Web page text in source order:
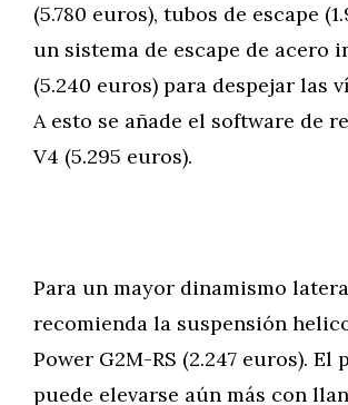
(5.780 euros), tubos de escape
un sistema de escape de acero
(5.240 euros) para despejar las
A esto se añade el software de
V4 (5.295 euros).
Para un mayor dinamismo
recomienda la suspensión
Power G2M-RS (2.247 euros). El
puede elevarse aún más con